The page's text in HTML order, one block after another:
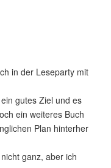
in der Leseparty mit
gutes Ziel und es
ein weiteres Buch
Plan hinterher
ganz, aber ich